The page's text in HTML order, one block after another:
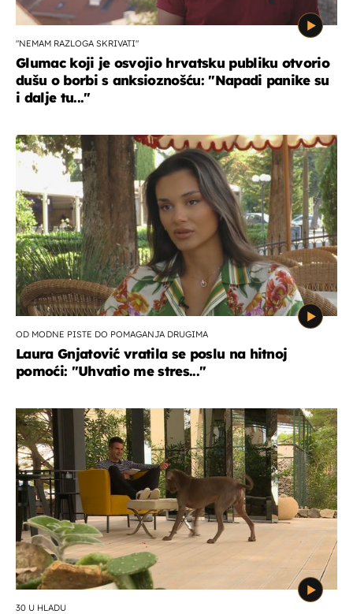
"NEMAM RAZLOGA SKRIVATI"
Glumac koji je osvojio hrvatsku publiku otvorio
dušu o borbi s anksioznošću: "Napadi panike su
i dalje tu..."
OD MODNE PISTE DO POMAGANJA DRUGIMA
Laura Gnjatović vratila se poslu na hitnoj
pomoći: "Uhvatio me stres..."
30 U HLADU